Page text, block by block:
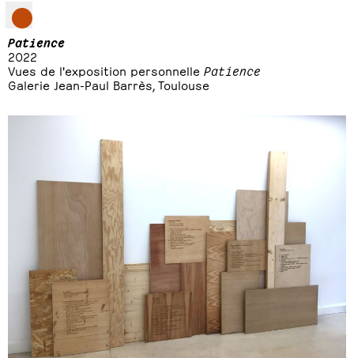
Patience
2022
Vues de l'exposition personnelle Patience
Galerie Jean-Paul Barrès, Toulouse